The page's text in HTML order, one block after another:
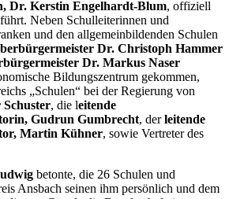
Dr. Kerstin Engelhardt-Blum, offiziell
Neben Schulleiterinnen und
und den allgemeinbildenden Schulen
Dr. Christoph Hammer
Dr. Markus Naser
Bildungszentrum gekommen,
„Schulen“ bei der Regierung von
, die leitende
Gudrun Gumbrecht, derleitende
Martin Kühner, sowie Vertreter des
betonte, die 26 Schulen und
Ansbach seinen ihm persönlich und dem